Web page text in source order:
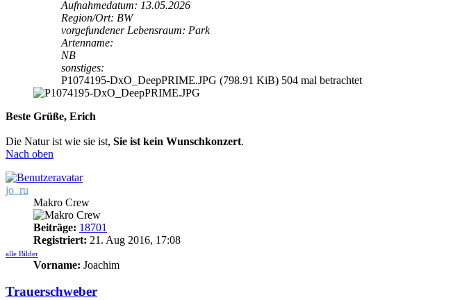
Aufnahmedatum: 13.05.2026
Region/Ort: BW
vorgefundener Lebensraum: Park
Artenname:
NB
sonstiges:
P1074195-DxO_DeepPRIME.JPG (798.91 KiB) 504 mal betrachtet
Beste Grüße, Erich
Die Natur ist wie sie ist, Sie ist kein Wunschkonzert.
Nach oben
jo_ru
Makro Crew
Beiträge: 18701
Registriert: 21. Aug 2016, 17:08
alle Bilder
Vorname: Joachim
Trauerschweber